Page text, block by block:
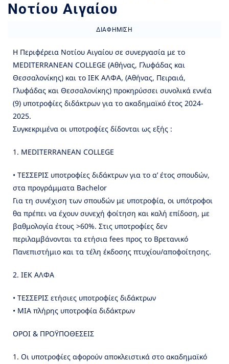
Νοτίου Αιγαίου
ΔΙΑΦΉΜΙΣΗ
Η Περιφέρεια Νοτίου Αιγαίου σε συνεργασία με το
MEDITERRANEAN COLLEGΕ (Aθήνας, Γλυφάδας και
Θεσσαλονίκης) και το ΙΕΚ ΑΛΦΑ, (Αθήνας, Πειραιά,
Γλυφάδας και Θεσσαλονίκης) προκηρύσσει συνολικά εννέα
(9) υποτροφίες διδάκτρων για το ακαδημαϊκό έτος 2024-
2025.
Συγκεκριμένα οι υποτροφίες δίδονται ως εξής :
1. MEDITERRANEAN COLLEGE
• ΤΕΣΣΕΡΙΣ υποτροφίες διδάκτρων για το α’ έτος σπουδών,
στα προγράμματα Bachelor
Για τη συνέχιση των σπουδών με υποτροφία, οι υπότροφοι
θα πρέπει να έχουν συνεχή φοίτηση και καλή επίδοση, με
βαθμολογία έτους >60%. Στις υποτροφίες δεν
περιλαμβάνονται τα ετήσια fees προς το Βρετανικό
Πανεπιστήμιο και τα τέλη έκδοσης πτυχίου/αποφοίτησης.
2. ΙΕΚ ΑΛΦΑ
• ΤΕΣΣΕΡΙΣ ετήσιες υποτροφίες διδάκτρων
• ΜΙΑ πλήρης υποτροφία διδάκτρων
OΡΟΙ & ΠΡΟΫΠΟΘΕΣΕΙΣ
1. Οι υποτροφίες αφορούν αποκλειστικά στο ακαδημαϊκό